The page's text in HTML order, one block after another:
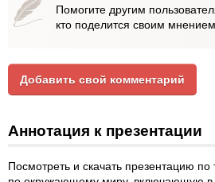
Помогите другим
кто поделится своим
Добавить свой комментарий
Аннотация к презентации
Посмотреть и скачать презентацию